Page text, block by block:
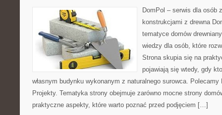
DomPol – serwis dla osób
konstrukcjami z drewna
tematyce domów
wiedzy dla osób, które
Strona skupia się na
pojawiają się wtedy, gdy
własnym budynku wykonanym z naturalnego surowca.
Projekty. Tematyka strony obejmuje zarówno mocne strony
praktyczne aspekty, które warto poznać przed podjęciem […]